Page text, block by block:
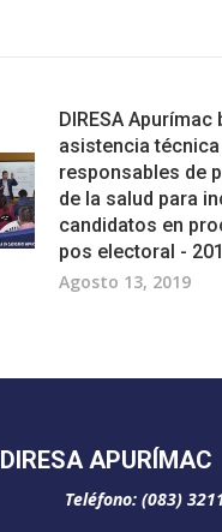
DIRESA Apurímac
asistencia técnica
responsables de
de la salud para
candidatos en
pos electoral -
Agosto 13, 2019
DIRESA APURÍMAC
Teléfono: (083)